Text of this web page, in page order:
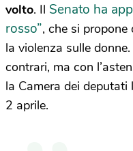
volto. Il Senato ha
rosso”, che si
la violenza sulle
contrari, ma con
la Camera dei deputati
2 aprile.